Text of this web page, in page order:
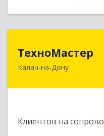
ТехноМастер
Калач-на-Дону
Клиентов на
404503,